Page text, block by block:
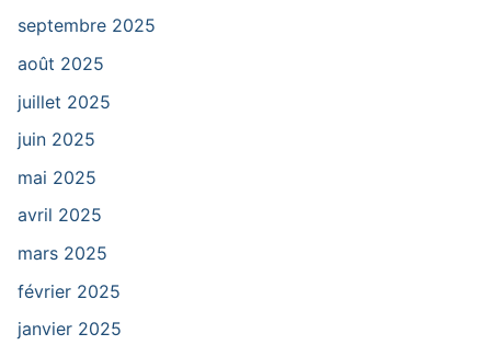
septembre 2025
août 2025
juillet 2025
juin 2025
mai 2025
avril 2025
mars 2025
février 2025
janvier 2025